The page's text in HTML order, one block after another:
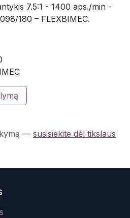
7.5:1 - 1400 aps./min -
180 – FLEXBIMEC.
— susisiekite dėl tikslaus